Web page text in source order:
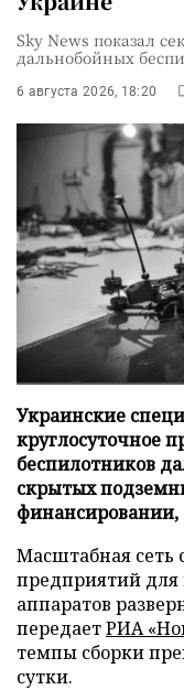
Sky News показал
дальнобойных
6 августа 2026, 18:20
Украинские
круглосуточное
беспилотников
скрытых
финансировании,
Масштабная
предприятий для
аппаратов
передаетРИА
темпы сборки
сутки.